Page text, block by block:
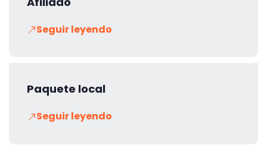
Seguir leyendo
Paquete local
Seguir leyendo